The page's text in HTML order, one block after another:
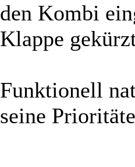
den Kombi
Klappe
Funktionell
seine